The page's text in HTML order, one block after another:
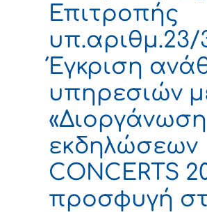
Επιτροπής
υπ.αριθμ.23/
Έγκριση
υπηρεσιών
εκδηλώσεων
CONCERTS
προσφυγή